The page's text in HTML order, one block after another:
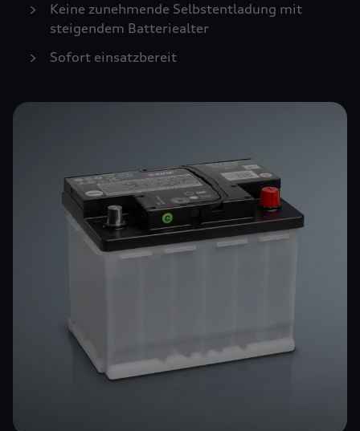
Keine zunehmende Selbstentladung mit
steigendem Batteriealter
Sofort einsatzbereit